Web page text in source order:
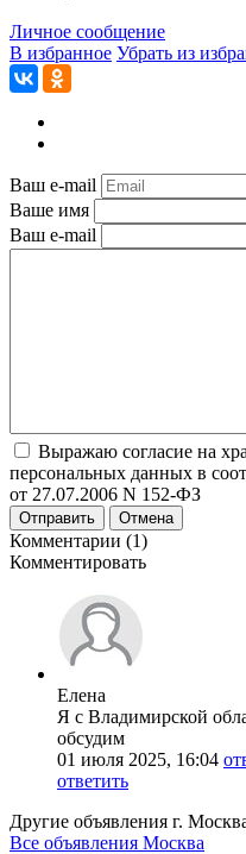
Личное сообщение
В избранное Убрать из
Ваш e-mail
Ваше имя
Ваш e-mail
Выражаю согласие на
персональных данных в
от 27.07.2006 N 152-ФЗ
Отправить Отмена
Комментарии (1)
Комментировать
Елена
Я с Владимирской
обсудим
01 июля 2025, 16:04
ответить
Другие объявления г.
Все объявления Москва